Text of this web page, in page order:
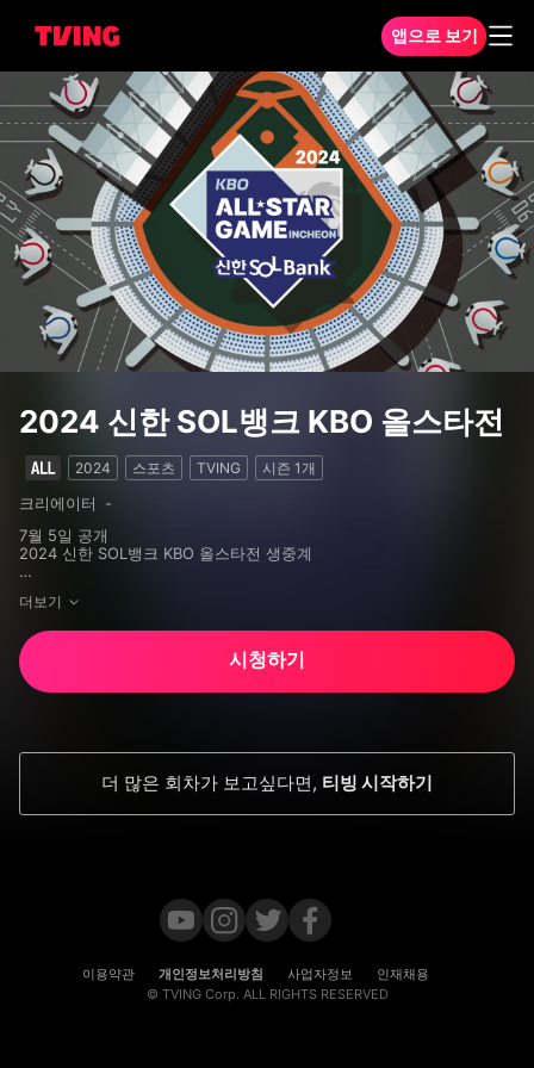
앱으로 보기
2024 신한 SOL뱅크 KBO 올스타전 1화
2024 신한 SOL뱅크 KBO 올스타전
2024 스포츠 TVING 시즌 1 개
크리에이터
-
7월 5일 공개
2024 신한 SOL뱅크 KBO 올스타전 생중계
7월 5일 올스타 프라이데이 | 7월 6일 KBO 올스타전
더보기
시청하기
더 많은 회차가 보고싶다면, 티빙 시작하기
이용약관 개인정보처리방침 사업자정보
인재채용
© TVING Corp. ALL RIGHTS RESERVED